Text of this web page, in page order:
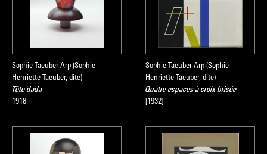
Sophie Taeuber-Arp (Sophie-
Henriette Taeuber, dite)
Tête dada
1918
Sophie Taeuber-Arp (Sophie-
Henriette Taeuber, dite)
Quatre espaces à croix brisée
[1932]